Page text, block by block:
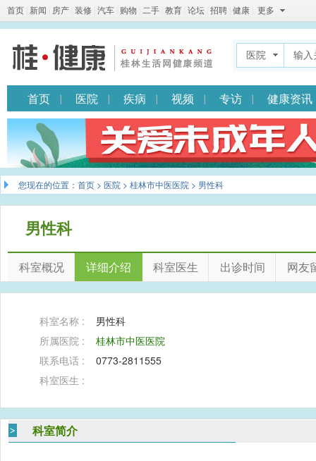
首页 新闻 房产 装修 汽车 购物 二手 教育 论坛 招聘 健康 更多
医院
首页 医院 疾病 视频 专访 健康资讯
您现在的位置： 首页 > 医院 > 桂林市中医医院 > 男性科
男性科
科室概况 详细介绍 科室医生 出诊时间 网友
科室名称 :
男性科
所属医院 :
桂林市中医医院
联系电话 :
0773-2811555
科室医生 :
科室简介